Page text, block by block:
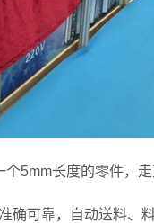
5mm长度的零件
可靠，自动送料、